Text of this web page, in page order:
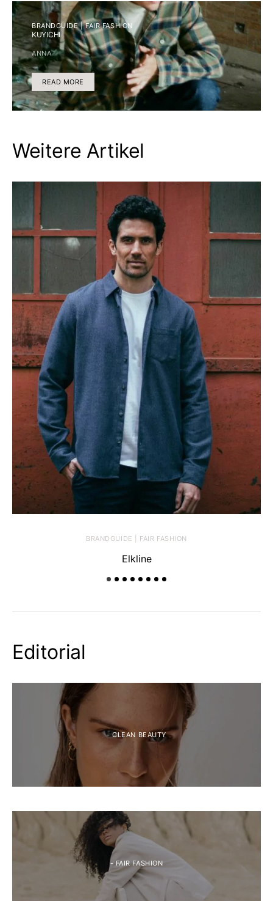
BRANDGUIDE | FAIR FASHION
KUYICHI
ANNA
READ MORE
Weitere Artikel
BRANDGUIDE | FAIR FASHION
Elkline
Editorial
- CLEAN BEAUTY
- FAIR FASHION